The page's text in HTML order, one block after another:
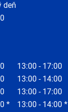
deň
13:00 - 17:00
13:00 - 14:00
13:00 - 17:00
*
13:00 - 14:00 *